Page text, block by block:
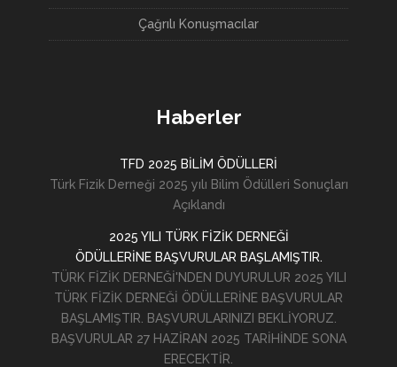
Çağrılı Konuşmacılar
Haberler
TFD 2025 BİLİM ÖDÜLLERİ
Türk Fizik Derneği 2025 yılı Bilim Ödülleri Sonuçları
Açıklandı
2025 YILI TÜRK FİZİK DERNEĞİ
ÖDÜLLERİNE BAŞVURULAR BAŞLAMIŞTIR.
TÜRK FİZİK DERNEĞİ'NDEN DUYURULUR 2025 YILI
TÜRK FİZİK DERNEĞİ ÖDÜLLERİNE BAŞVURULAR
BAŞLAMIŞTIR. BAŞVURULARINIZI BEKLİYORUZ.
BAŞVURULAR 27 HAZİRAN 2025 TARİHİNDE SONA
ERECEKTİR.